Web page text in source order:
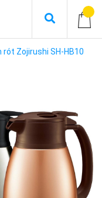
rót Zojirushi SH-HB10